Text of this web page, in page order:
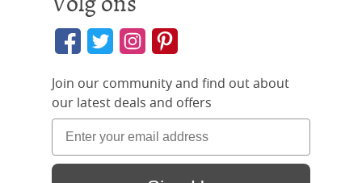
Join our community and find out about
our latest deals and offers